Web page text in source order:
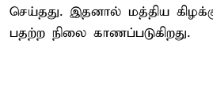
செய்தது. இதனால் மத்திய
பதற்ற நிலை காணப்படுகிறது.